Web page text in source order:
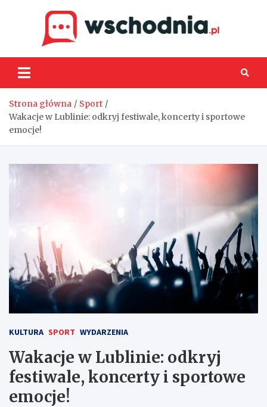
Strona główna
Sport
Wakacje w Lublinie: odkryj festiwale, koncerty i sportowe
emocje!
KULTURA SPORT WYDARZENIA
Wakacje w Lublinie: odkryj
festiwale, koncerty i sportowe
emocje!